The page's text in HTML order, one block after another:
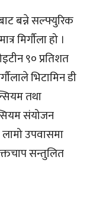
बन्ने सल्फ्युरिक
मिर्गौला हो ।
९० प्रतिशत
भिटामिन डी
तथा
संयोजन
उपवासमा
सन्तुलित